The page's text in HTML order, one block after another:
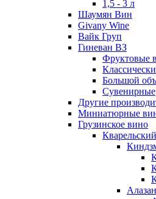
1,5 - 3 л
Шаумян Вин
Givany Wine
Вайк Груп
Гиневан ВЗ
Фруктовые
Большой
Сувенирные
Другие
Миниатюрные
Грузинское вино